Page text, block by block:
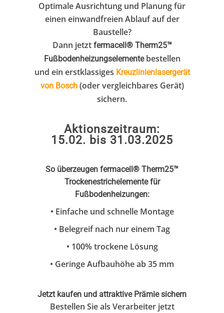
Optimale Ausrichtung und Planung für
einen einwandfreien Ablauf auf der
Baustelle?
Dann jetzt fermacell® Therm25™
Fußbodenheizungselementebestellen
und ein erstklassiges Kreuzlinienlasergerät
von Bosch(oder vergleichbares Gerät)
sichern.
Aktionszeitraum:
15.02. bis 31.03.2025
So überzeugen fermacell® Therm25™
Trockenestrichelemente für
Fußbodenheizungen:
• Einfache und schnelle Montage
• Belegreif nach nur einem Tag
• 100% trockene Lösung
• Geringe Aufbauhöhe ab 35 mm
Jetzt kaufen und attraktive Prämie sichern
Bestellen Sie als Verarbeiter jetzt